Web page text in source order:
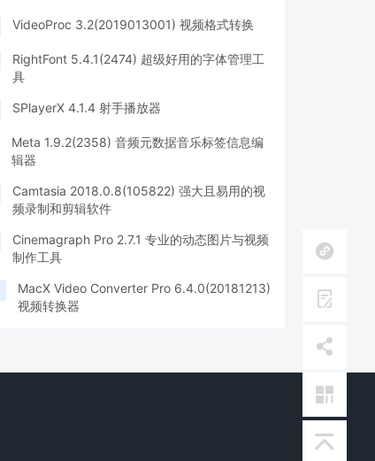
VideoProc 3.2(2019013001) 视频格式转换
RightFont 5.4.1(2474) 超级好用的字体管理工
具
SPlayerX 4.1.4 射手播放器
Meta 1.9.2(2358) 音频元数据音乐标签信息编
辑器
Camtasia 2018.0.8(105822) 强大且易用的视
频录制和剪辑软件
Cinemagraph Pro 2.7.1 专业的动态图片与视频
制作工具
MacX Video Converter Pro 6.4.0(20181213)
视频转换器